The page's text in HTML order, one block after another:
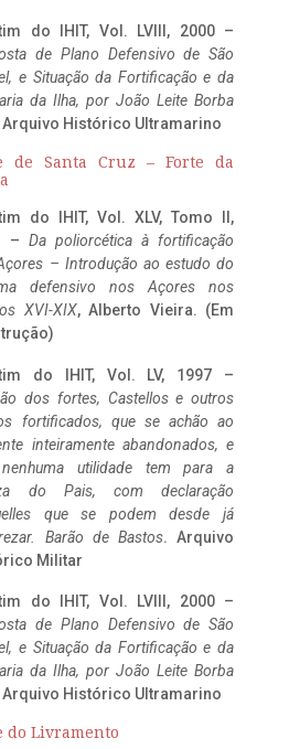
do IHIT, Vol. LVIII, 2000 –
de Plano Defensivo de São
e Situação da Fortificação e da
da Ilha, por João Leite Borba
Arquivo Histórico Ultramarino
de Santa Cruz – Forte da
do IHIT, Vol. XLV, Tomo II,
– Da poliorcética à fortificação
– Introdução ao estudo do
defensivo nos Açores nos
XVI-XIX, Alberto Vieira. (Em
do IHIT, Vol. LV, 1997 –
dos fortes, Castellos e outros
fortificados, que se achão ao
inteiramente abandonados, e
utilidade tem para a
do Pais, com declaração
que se podem desde já
Barão de Bastos. Arquivo
Militar
do IHIT, Vol. LVIII, 2000 –
de Plano Defensivo de São
e Situação da Fortificação e da
da Ilha, por João Leite Borba
Arquivo Histórico Ultramarino
do Livramento